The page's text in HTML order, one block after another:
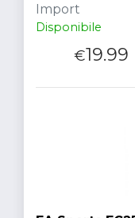
Import
Disponibile
€19.99